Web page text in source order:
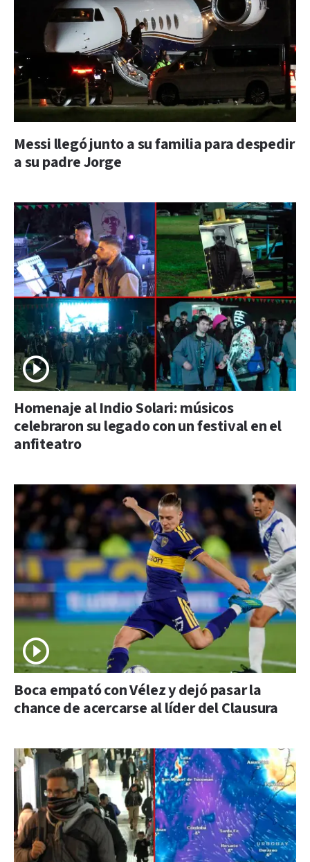
Messi llegó junto a su familia para despedir
a su padre Jorge
Homenaje al Indio Solari: músicos
celebraron su legado con un festival en el
anfiteatro
Boca empató con Vélez y dejó pasar la
chance de acercarse al líder del Clausura